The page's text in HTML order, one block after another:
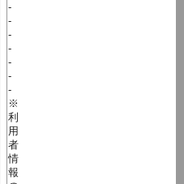
-
-
-
-
-
-
-
※
利
用
者
情
報